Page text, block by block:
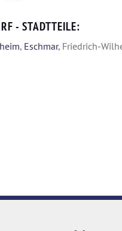
- STADTTEILE:
, Eschmar, Friedrich-